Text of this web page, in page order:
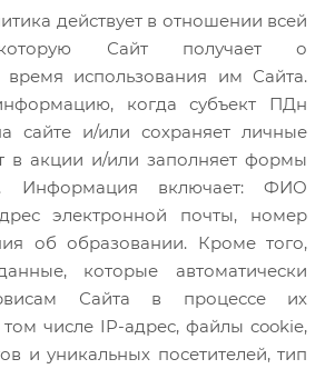
действует в отношении всей
Сайт получает о
время использования им Сайта.
когда субъект ПДн
сайте и/или сохраняет личные
в акции и/или заполняет формы
Информация включает: ФИО
электронной почты, номер
об образовании. Кроме того,
которые автоматически
Сайта в процессе их
том числе IP-адрес, файлы cookie,
и уникальных посетителей, тип